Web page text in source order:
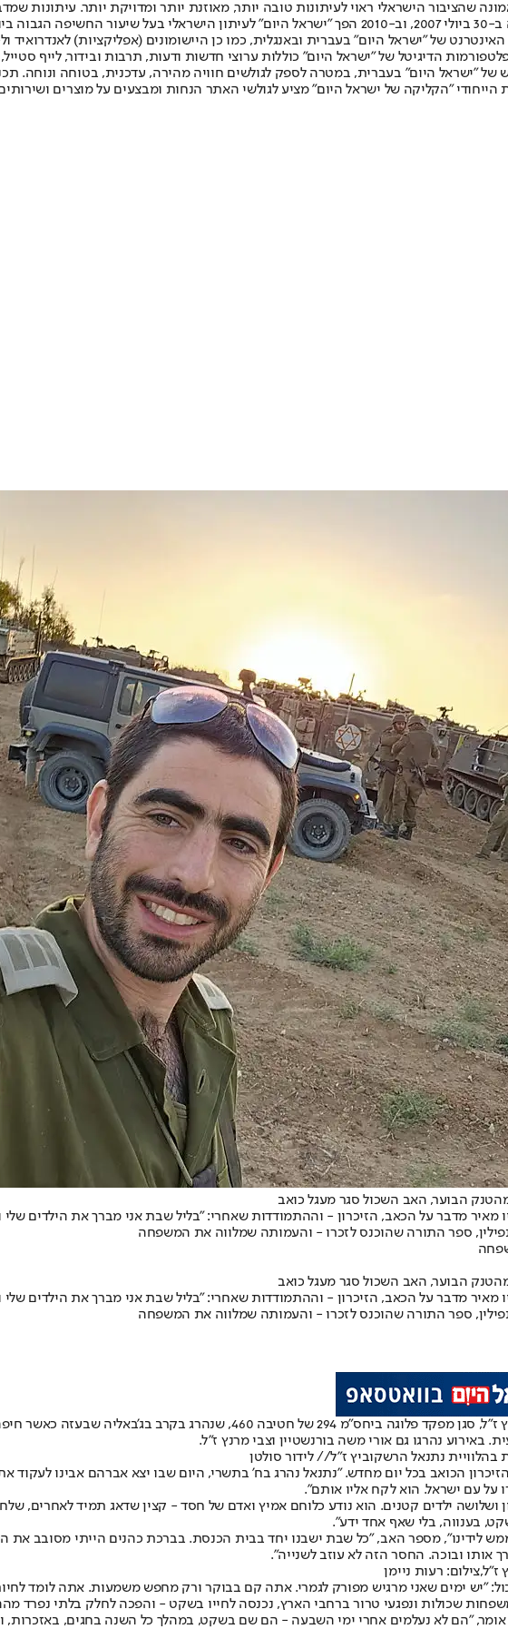
שהציבור הישראלי ראוי לעיתונות טובה יותר, מאוזנת יותר ומדויקת יותר. עיתונות
תשלום. המהדורה המודפסת הראשונה פורסמה ב-30 ביולי 2007, וב-2010 הפך "ישראל היום"
הדיגיטל של "ישראל היום" כוללות ערוצי חדשות ודעות, תרבות ובידור, לייף
החדש של "ישראל היום" בעברית, במטרה לספק לגולשים חוויה מהירה, עדכנית, בטוחה
הייחודי "הקליקה של ישראל היום" מציע לגולשי האתר הנחות ומבצעים על מוצרים
מאיר מדבר על הכאב, הזיכרון - וההתמודדות שאחרי: "בליל שבת אני מברך את הילדים שלי
ספר התורה שהוכנס לזכרו - והעמותה שמלווה את המשפחה
מאיר מדבר על הכאב, הזיכרון - וההתמודדות שאחרי: "בליל שבת אני מברך את הילדים שלי
ספר התורה שהוכנס לזכרו - והעמותה שמלווה את המשפחה
ז"ל
נהרגו גם אורי משה בורנשטיין וצבי מרנץ ז"ל.
נתנאל הרשקוביץ ז"ל// לידור סולטן
הכואב בכל יום מחדש. "נתנאל נהרג בח' בתשרי, היום שבו יצא אברהם אבינו
על עם ישראל. הוא לקח אליו אותם".
אשתו לירון ושלושה ילדים קטנים. הוא נודע כלוחם אמיץ ואדם של חסד - קצין שדאג תמיד
בענווה, בלי שאף אחד ידע".
לידינו", מספר האב, "כל שבת ישבנו יחד בבית הכנסת. בברכת כהנים הייתי מסובב את
אותו ובוכה. החסר הזה לא עוזב לשנייה".
רעות ניימן
"יש ימים שאני מרגיש מפורק לגמרי. אתה קם בבוקר ורק מחפש משמעות. אתה לומד
שכולות ונפגעי טרור ברחבי הארץ, נכנסה לחייו בשקט - והפכה לחלק בלתי נפרד
"הם לא נעלמים אחרי ימי השבעה - הם שם בשקט, במהלך כל השנה בחגים, באזכרות,